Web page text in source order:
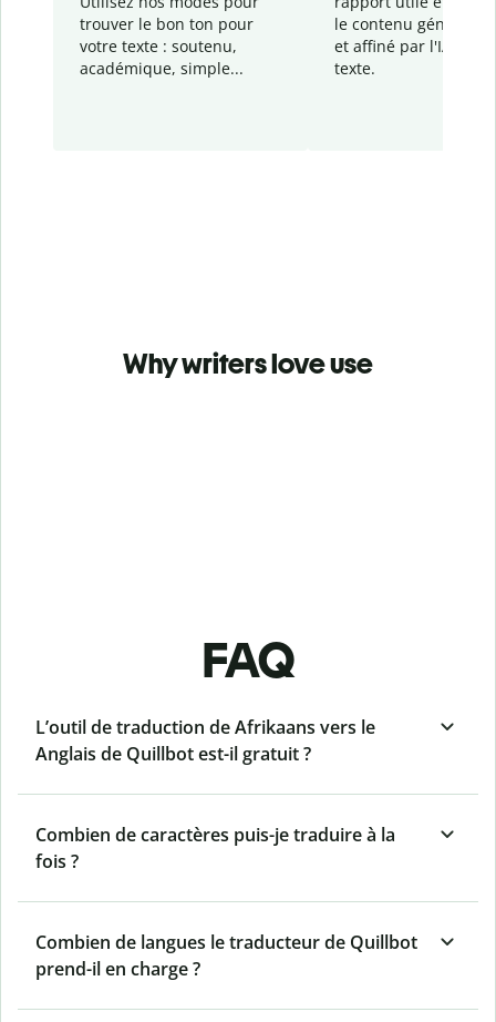
trouver le bon ton pour
votre texte : soutenu,
académique, simple...
le contenu généré
et affiné par l'IA
texte.
Why writers love use
FAQ
L’outil de traduction de Afrikaans vers le
Anglais de Quillbot est-il gratuit ?
Combien de caractères puis-je traduire à la
fois ?
Combien de langues le traducteur de Quillbot
prend-il en charge ?